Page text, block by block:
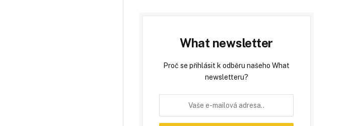
What newsletter
Proč se přihlásit k odběru našeho What
newsletteru?